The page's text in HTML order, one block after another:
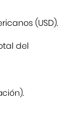
(USD).
del